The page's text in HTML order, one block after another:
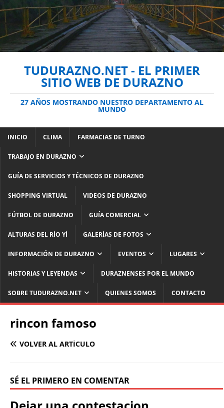
TUDURAZNO.NET - EL PRIMER
SITIO WEB DE DURAZNO
27 AÑOS MOSTRANDO NUESTRO DEPARTAMENTO AL
MUNDO
INICIO CLIMA FARMACIAS DE TURNO
TRABAJO EN DURAZNO
GUÍA DE SERVICIOS Y TÉCNICOS DE DURAZNO
SHOPPING VIRTUAL VIDEOS DE DURAZNO
FÚTBOL DE DURAZNO GUÍA COMERCIAL
ALTURAS DEL RÍO YÍ GALERÍAS DE FOTOS
INFORMACIÓN DE DURAZNO EVENTOS LUGARES
HISTORIAS Y LEYENDAS DURAZNENSES POR EL MUNDO
SOBRE TUDURAZNO.NET QUIENES SOMOS CONTACTO
rincon famoso
VOLVER AL ARTÍCULO
SÉ EL PRIMERO EN COMENTAR